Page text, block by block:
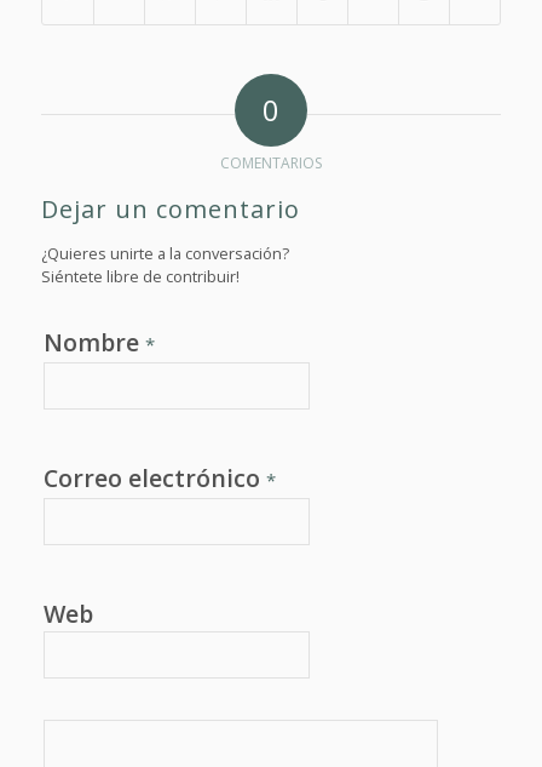
0
COMENTARIOS
Dejar un comentario
¿Quieres unirte a la conversación?
Siéntete libre de contribuir!
Nombre *
Correo electrónico *
Web